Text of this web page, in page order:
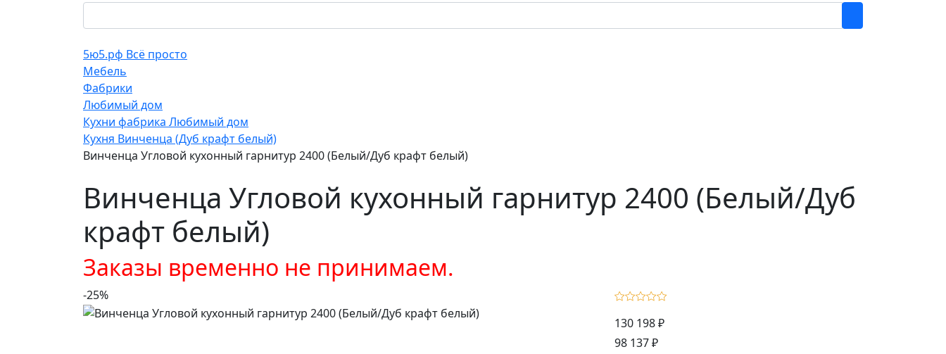
5ю5.рф Всё просто
Мебель
Фабрики
Любимый дом
Кухни фабрика Любимый дом
Кухня Винченца (Дуб крафт белый)
Винченца Угловой кухонный гарнитур 2400 (Белый/Дуб крафт белый)
Винченца Угловой кухонный гарнитур 2400 (Белый/Дуб
крафт белый)
Заказы временно не принимаем.
-25%
130 198 ₽
98 137 ₽